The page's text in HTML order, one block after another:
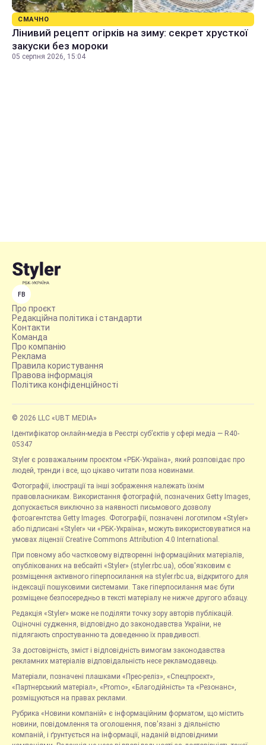
СМАЧНО
Лінивий рецепт огірків на зиму: секрет хрусткої
закуски без мороки
05 серпня 2026, 15:04
FB
Про проєкт
Редакційна політика і стандарти
Контакти
Команда
Про компанію
Реклама
Правила користування
Правова інформація
Політика конфіденційності
© 2026 LLC «UBT MEDIA»
Ідентифікатор онлайн-медіа в Реєстрі суб’єктів у сфері медіа — R40-
05347
Styler є розважальним проєктом «РБК-Україна», який розповідає про
людей, тренди і все, що цікаво читати поза новинами.
Фотографії, ілюстрації та інші зображення належать їхнім
правовласникам. Використання фотографій, позначених Getty Images,
допускається виключно за наявності письмового дозволу
фотоагентства Getty Images. Фотографії, позначені логотипом «Styler»
або підписані «Styler» чи «РБК-Україна», можуть використовуватися на
умовах ліцензії Creative Commons Attribution 4.0 International.
При повному або частковому відтворенні інформаційних матеріалів,
опублікованих на вебсайті «Styler» (styler.rbc.ua), обов'язковим є
розміщення активного гіперпосилання на styler.rbc.ua, відкритого для
індексації пошуковими системами. Таке гіперпосилання має бути
розміщене безпосередньо в тексті матеріалу не нижче другого абзацу.
Редакція «Styler» може не поділяти точку зору авторів публікацій.
Оціночні судження, відповідно до законодавства України, не
підлягають спростуванню та доведенню їх правдивості.
За достовірність, зміст і відповідність вимогам законодавства
рекламних матеріалів відповідальність несе рекламодавець.
Матеріали, позначені плашками «Прес-реліз», «Спецпроєкт»,
«Партнерський матеріал», «Promo», «Благодійність» та «Резонанс»,
розміщуються на правах реклами.
Рубрика «Новини компаній» є інформаційним форматом, що містить
новини, повідомлення та оголошення, пов'язані з діяльністю
компаній, і ґрунтується на інформації, наданій відповідними